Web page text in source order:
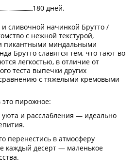
180 дней.
сливочной начинкой Брутто /
с нежной текстурой,
пикантными миндальными
Брутто славятся тем, что тают во
легкостью, в отличие от
теста выпечки других
с тяжелыми кремовыми
пирожное:
и расслабления — идеально
перенестись в атмосферу
каждый десерт — маленькое